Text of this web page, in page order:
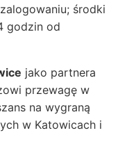
środki
godzin od
jako partnera
przewagę w
na wygraną
w Katowicach i